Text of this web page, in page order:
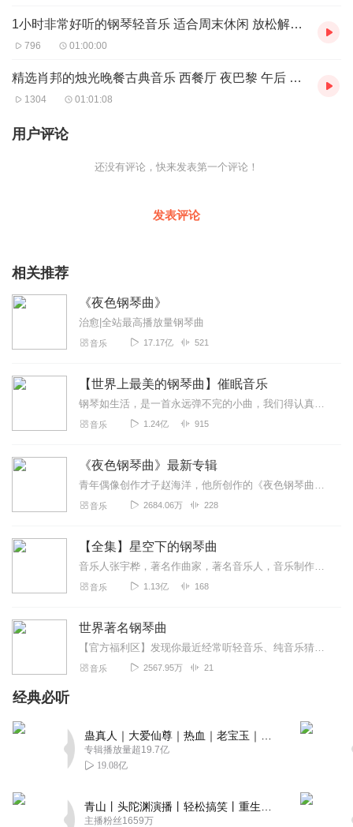
1小时非常好听的钢琴轻音乐 适合周末休闲 放松解压 安静看书时听 1
796 01:00:00
精选肖邦的烛光晚餐古典音乐 西餐厅 夜巴黎 午后 晚餐西餐厅专用浪漫音乐
1304 01:01:08
用户评论
还没有评论，快来发表第一个评论！
发表评论
相关推荐
《夜色钢琴曲》
治愈|全站最高播放量钢琴曲
音乐 17.17亿 521
【世界上最美的钢琴曲】催眠音乐
钢琴如生活，是一首永远弹不完的小曲，我们得认真严肃对待每一个音符，让我们用心感受琴声，用心感悟人生。钢琴的音色是单纯而丰富的，柔如冬日阳光，盈盈亮亮...
音乐 1.24亿 915
《夜色钢琴曲》最新专辑
青年偶像创作才子赵海洋，他所创作的《夜色钢琴曲》是喜马拉雅迄今为止播放量最高的音乐专辑，受到喜马听友们的一致好评。本张专辑是《夜色钢琴曲》的升级版，赵老师精选诸...
音乐 2684.06万 228
【全集】星空下的钢琴曲
音乐人张宇桦，著名作曲家，著名音乐人，音乐制作人。制作过多张唱片，担任多张音乐唱片的制作人、音乐总监，多首词曲音乐作品在多个音乐榜上榜。他创作的治愈式原创钢琴曲...
音乐 1.13亿 168
世界著名钢琴曲
【官方福利区】发现你最近经常听轻音乐、纯音乐猜你喜欢喜马精选专辑《心理疗愈钢琴曲100首》一听就平静了，一听就困了缓解焦虑，帮助数百万听友入眠原价99元，福利...
音乐 2567.95万 21
经典必听
专辑播放量超19.7亿
19.08亿
主播粉丝1659万